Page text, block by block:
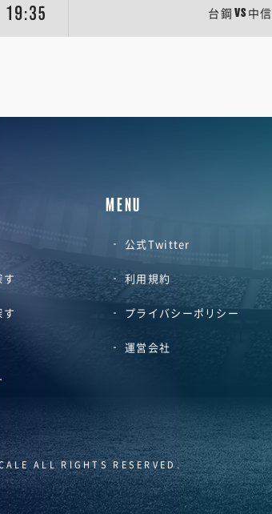
19:35 台鋼 VS 中信
MENU
公式Twitter
利用規約
プライバシーポリシー
運営会社
ALL RIGHTS RESERVED.